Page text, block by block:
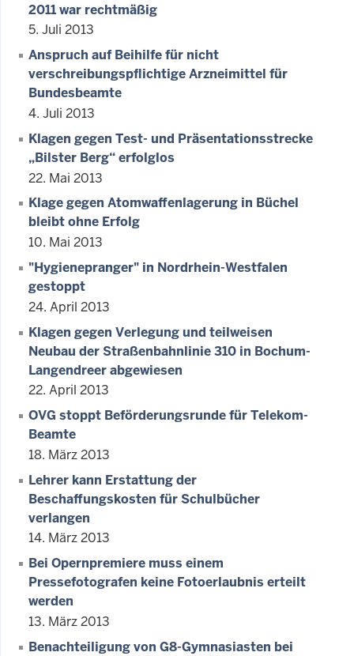
2011 war rechtmäßig
5. Juli 2013
Anspruch auf Beihilfe für nicht
verschreibungspflichtige Arzneimittel für
Bundesbeamte
4. Juli 2013
Klagen gegen Test- und Präsentationsstrecke
„Bilster Berg“ erfolglos
22. Mai 2013
Klage gegen Atomwaffenlagerung in Büchel
bleibt ohne Erfolg
10. Mai 2013
"Hygienepranger" in Nordrhein-Westfalen
gestoppt
24. April 2013
Klagen gegen Verlegung und teilweisen
Neubau der Straßenbahnlinie 310 in Bochum-
Langendreer abgewiesen
22. April 2013
OVG stoppt Beförderungsrunde für Telekom-
Beamte
18. März 2013
Lehrer kann Erstattung der
Beschaffungskosten für Schulbücher
verlangen
14. März 2013
Bei Opernpremiere muss einem
Pressefotografen keine Fotoerlaubnis erteilt
werden
13. März 2013
Benachteiligung von G8-Gymnasiasten bei